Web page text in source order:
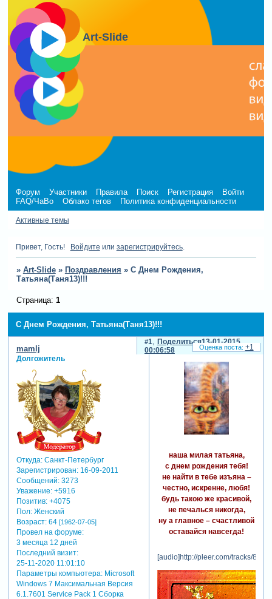
Art-Slide
Форум Участники Правила Поиск Регистрация
Войти
FAQ/ЧаВо
Облако тегов Политика конфиденциальности
Активные темы
Привет, Гость! Войдите или зарегистрируйтесь.
» Art-Slide » Поздравления » С Днем Рождения,
Татьяна(Таня13)!!!
С Днем Рождения, Татьяна(Таня13)!!!
Страница: 1
Поделиться
1
13-01-2015
00:06:58
mamlj
Долгожитель
Откуда:Санкт-Петербург
Зарегистрирован: 16-09-2011
Сообщений:3273
Уважение: +5916
Позитив: +4075
Пол:Женский
Возраст:64 [1962-07-05]
Провел на форуме:
3 месяца 12 дней
Последний визит:
25-11-2020 11:01:10
Параметры компьютера:Microsoft
Windows 7 Максимальная Версия
6.1.7601 Service Pack 1 Сборка
наша милая татьяна,
с днем рождения тебя!
не найти в тебе изъяна –
честно, искренне, любя!
будь такою же красивой,
не печалься никогда,
ну а главное – счастливой
оставайся навсегда!
[audio]http://pleer.com/tracks/
+1